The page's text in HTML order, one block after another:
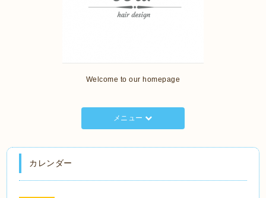
Welcome to our homepage
メニュー
カレンダー